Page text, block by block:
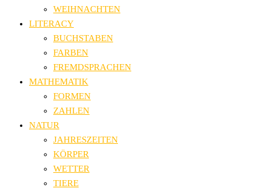
WEIHNACHTEN
LITERACY
BUCHSTABEN
FARBEN
FREMDSPRACHEN
MATHEMATIK
FORMEN
ZAHLEN
NATUR
JAHRESZEITEN
KÖRPER
WETTER
TIERE